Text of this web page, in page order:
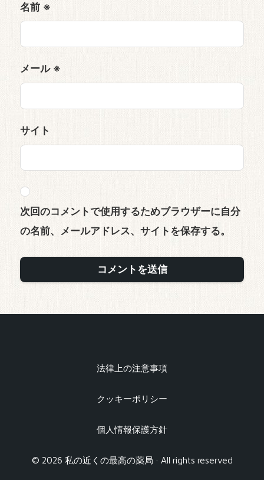
名前 ※
メール ※
サイト
次回のコメントで使用するためブラウザーに自分
の名前、メールアドレス、サイトを保存する。
法律上の注意事項
クッキーポリシー
個人情報保護方針
© 2026 私の近くの最高の薬局 · All rights reserved